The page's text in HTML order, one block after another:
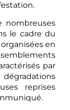
nombreuses
le cadre du
en
par
reprises